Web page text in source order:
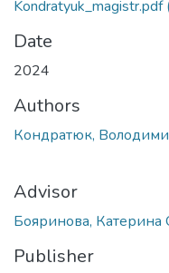
Kondratyuk_magistr.pdf
Date
2024
Authors
Кондратюк,
Advisor
Бояринова, Катерина
Publisher